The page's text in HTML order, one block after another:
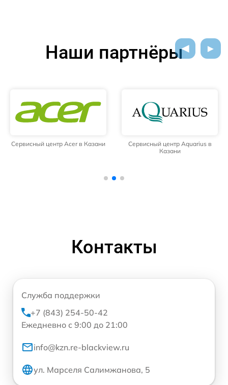
Наши партнёры
Сервисный центр Acer в Казани
Сервисный центр Aquarius в
Казани
Контакты
Служба поддержки
+7 (843) 254-50-42
Ежедневно с 9:00 до 21:00
info@kzn.re-blackview.ru
ул. Марселя Салимжанова, 5